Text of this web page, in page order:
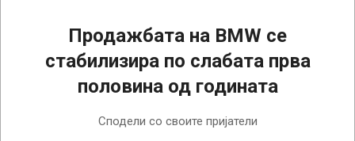
Продажбата на BMW се
стабилизира по слабата прва
половина од годината
Сподели со своите пријатели